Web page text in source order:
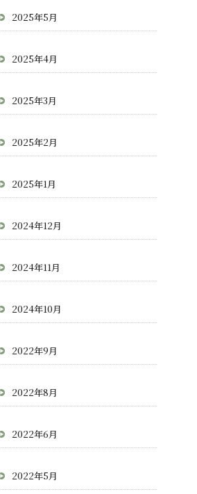
2025年5月
2025年4月
2025年3月
2025年2月
2025年1月
2024年12月
2024年11月
2024年10月
2022年9月
2022年8月
2022年6月
2022年5月